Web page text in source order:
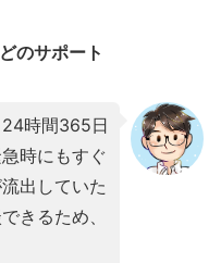
のサポート
時間365日
時にもすぐ
出していた
きるため、